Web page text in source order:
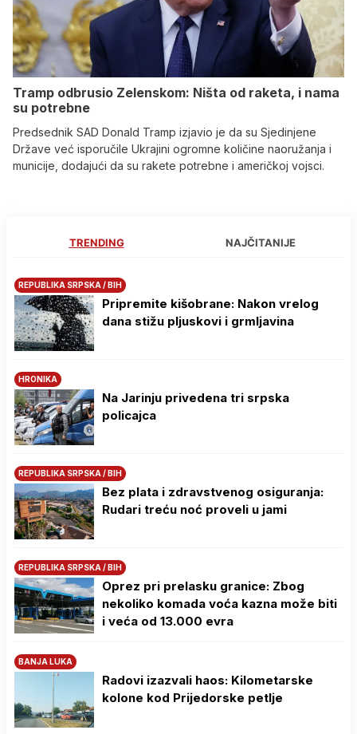
Tramp odbrusio Zelenskom: Ništa od raketa, i nama
su potrebne
Predsednik SAD Donald Tramp izjavio je da su Sjedinjene
Države već isporučile Ukrajini ogromne količine naoružanja i
municije, dodajući da su rakete potrebne i američkoj vojsci.
TRENDING NAJČITANIJE
REPUBLIKA SRPSKA / BIH
Pripremite kišobrane: Nakon vrelog
dana stižu pljuskovi i grmljavina
HRONIKA
Na Јarinju privedena tri srpska
policajca
REPUBLIKA SRPSKA / BIH
Bez plata i zdravstvenog osiguranja:
Rudari treću noć proveli u jami
REPUBLIKA SRPSKA / BIH
Oprez pri prelasku granice: Zbog
nekoliko komada voća kazna može biti
i veća od 13.000 evra
BANJA LUKA
Radovi izazvali haos: Kilometarske
kolone kod Prijedorske petlje